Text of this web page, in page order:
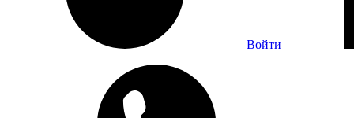
Войти